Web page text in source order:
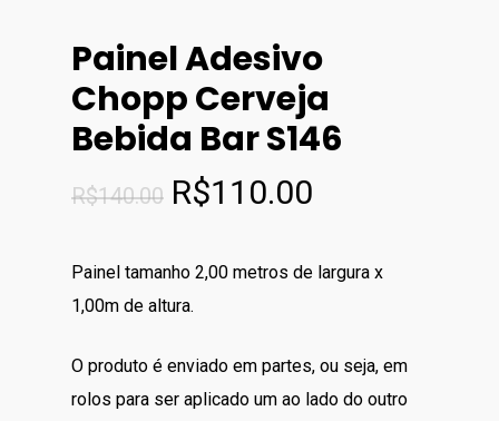
Painel Adesivo
Chopp Cerveja
Bebida Bar S146
R$140.00 O
original
era:
R$140.00.
R$110.00
atual
é:
Painel tamanho 2,00 metros de largura x
1,00m de altura.
O produto é enviado em partes, ou seja, em
rolos para ser aplicado um ao lado do outro